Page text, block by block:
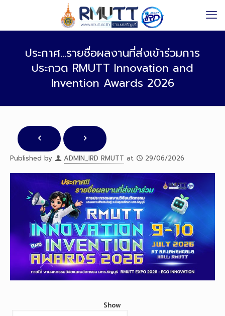
ประกาศ…รายชื่อผลงานที่ส่งเข้าร่วมการ
ประกวด RMUTT Innovation and
Invention Awards 2026
Published by ADMIN_IRD RMUTT at 29/06/2026
Show